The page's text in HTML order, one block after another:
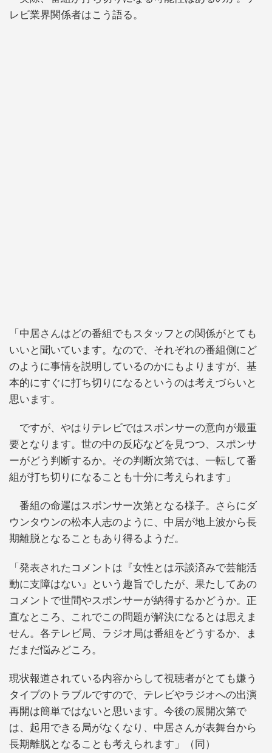
レビ業界関係者はこう語る。
「中居さんはどの番組でもスタッフとの関係がとても
いいと聞いています。なので、それぞれの番組側にど
のように事情を説明しているのかにもよりますが、基
本的にすぐに打ち切りになるというのは考えづらいと
思います。
ですが、やはりテレビではスポンサーの意向が最重
要となります。世の中の反応などを見つつ、スポンサ
ーがどう判断するか。その判断次第では、一転して番
組が打ち切りになることも十分に考えられます」
番組の命運はスポンサー次第となる様子。さらにダ
ウンタウンの松本人志のように、中居が地上波から長
期離脱となることもあり得るようだ。
「発表されたコメントは『女性とは示談済みで芸能活
動に支障はない』という趣旨でしたが、果たしてあの
コメントで世間やスポンサーが納得するかどうか。正
直なところ、これでこの問題が解決になるとは思えま
せん。各テレビ局、ラジオ局は番組をどうするか、ま
だまだ悩みどころ。
現状報道されている内容からして視聴者がとても嫌う
タイプのトラブルですので、テレビやラジオへの出演
再開は簡単ではないと思います。今後の展開次第で
は、起用できる局がなくなり、中居さんが表舞台から
長期離脱となることも考えられます」（同）